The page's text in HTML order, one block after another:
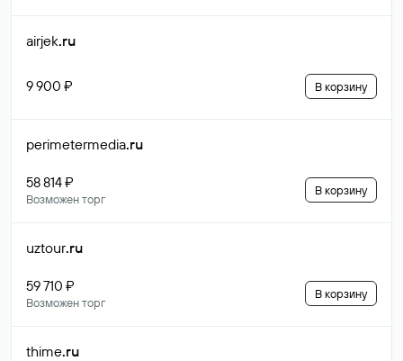
airjek.ru
9 900 ₽ В корзину
perimetermedia.ru
58 814 ₽
Возможен торг
В корзину
uztour.ru
59 710 ₽
Возможен торг
В корзину
thime.ru